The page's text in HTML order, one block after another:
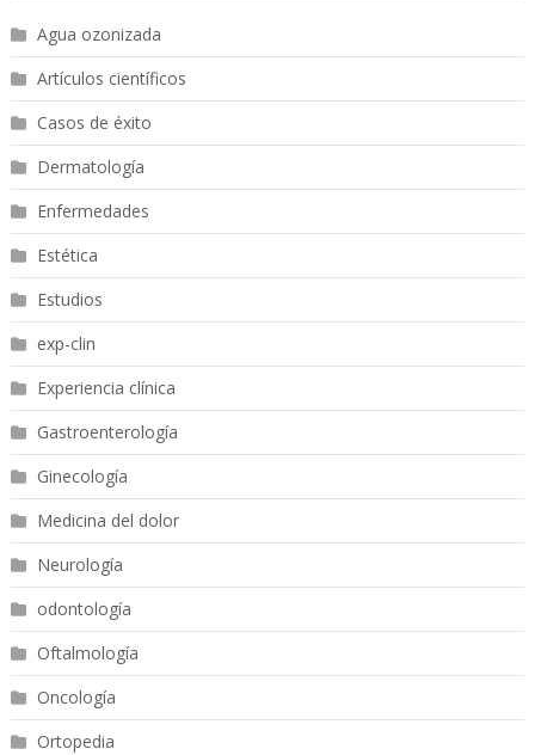
Agua ozonizada
Artículos científicos
Casos de éxito
Dermatología
Enfermedades
Estética
Estudios
exp-clin
Experiencia clínica
Gastroenterología
Ginecología
Medicina del dolor
Neurología
odontología
Oftalmología
Oncología
Ortopedia